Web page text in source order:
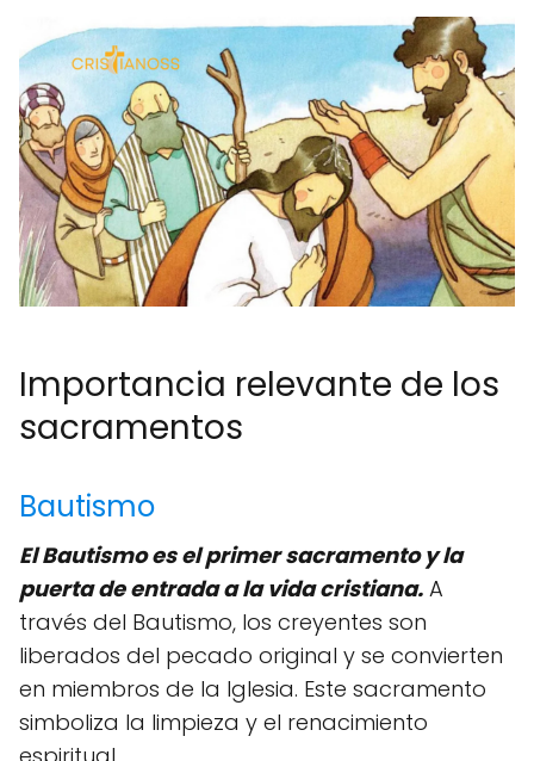
Importancia relevante de los
sacramentos
Bautismo
El Bautismo es el primer sacramento y la
puerta de entrada a la vida cristiana. A
través del Bautismo, los creyentes son
liberados del pecado original y se convierten
en miembros de la Iglesia. Este sacramento
simboliza la limpieza y el renacimiento